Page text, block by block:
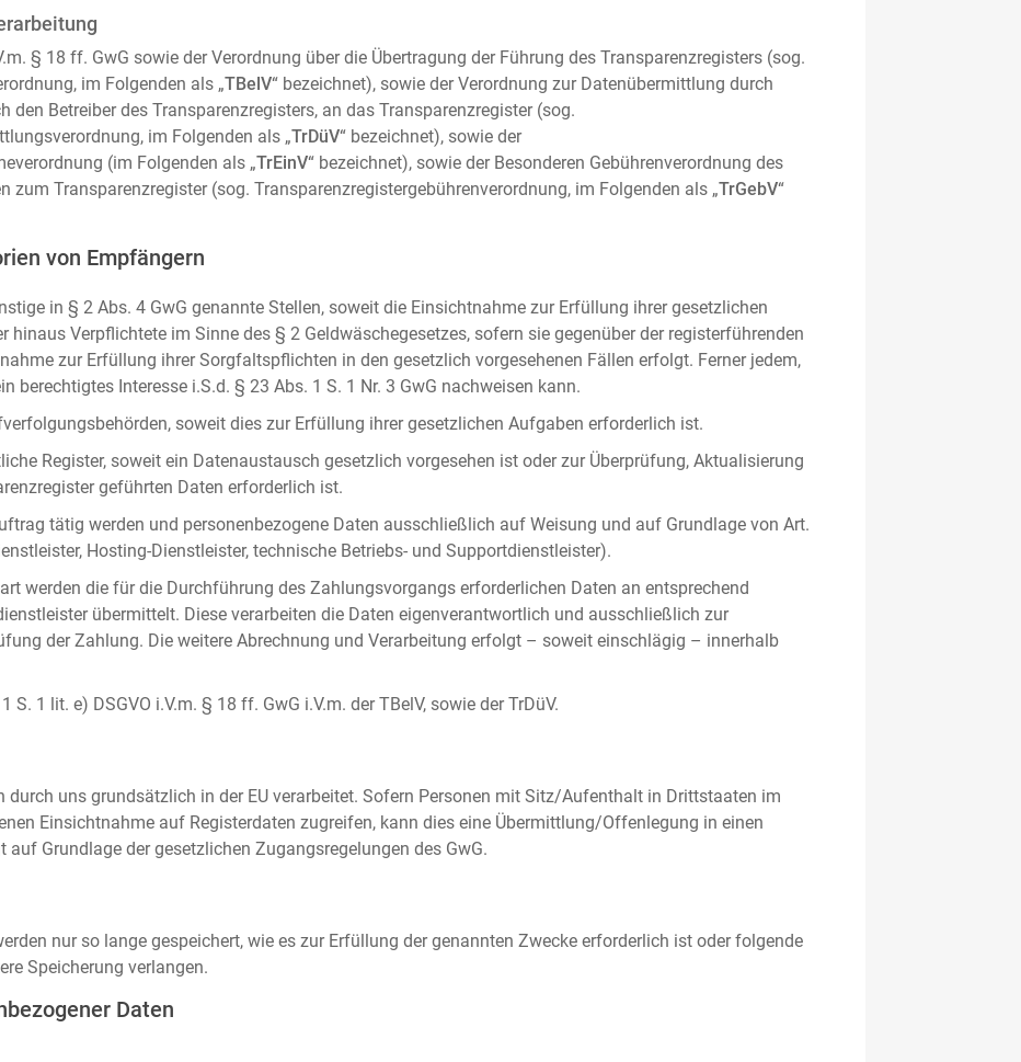
§ 18 ff. GwG sowie der Verordnung über die Übertragung der Führung des Transparenzregisters (sog.
im Folgenden als „TBelV“ bezeichnet), sowie der Verordnung zur Datenübermittlung durch
Betreiber des Transparenzregisters, an das Transparenzregister (sog.
im Folgenden als „TrDüV“ bezeichnet), sowie der
(im Folgenden als „TrEinV“ bezeichnet), sowie der Besonderen Gebührenverordnung des
zum Transparenzregister (sog. Transparenzregistergebührenverordnung, im Folgenden als „TrGebV“
von Empfängern
in § 2 Abs. 4 GwG genannte Stellen, soweit die Einsichtnahme zur Erfüllung ihrer gesetzlichen
hinaus Verpflichtete im Sinne des § 2 Geldwäschegesetzes, sofern sie gegenüber der registerführenden
zur Erfüllung ihrer Sorgfaltspflichten in den gesetzlich vorgesehenen Fällen erfolgt. Ferner jedem,
berechtigtes Interesse i.S.d. § 23 Abs. 1 S. 1 Nr. 3 GwG nachweisen kann.
soweit dies zur Erfüllung ihrer gesetzlichen Aufgaben erforderlich ist.
Register, soweit ein Datenaustausch gesetzlich vorgesehen ist oder zur Überprüfung, Aktualisierung
geführten Daten erforderlich ist.
tätig werden und personenbezogene Daten ausschließlich auf Weisung und auf Grundlage von Art.
Hosting-Dienstleister, technische Betriebs- und Supportdienstleister).
werden die für die Durchführung des Zahlungsvorgangs erforderlichen Daten an entsprechend
übermittelt. Diese verarbeiten die Daten eigenverantwortlich und ausschließlich zur
der Zahlung. Die weitere Abrechnung und Verarbeitung erfolgt – soweit einschlägig – innerhalb
S. 1 lit. e) DSGVO i.V.m. § 18 ff. GwG i.V.m. der TBelV, sowie der TrDüV.
durch uns grundsätzlich in der EU verarbeitet. Sofern Personen mit Sitz/Aufenthalt in Drittstaaten im
Einsichtnahme auf Registerdaten zugreifen, kann dies eine Übermittlung/Offenlegung in einen
Grundlage der gesetzlichen Zugangsregelungen des GwG.
nur so lange gespeichert, wie es zur Erfüllung der genannten Zwecke erforderlich ist oder folgende
Speicherung verlangen.
Daten